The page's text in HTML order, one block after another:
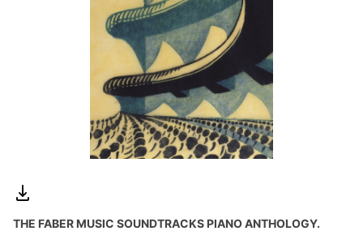
THE FABER MUSIC SOUNDTRACKS PIANO ANTHOLOGY.